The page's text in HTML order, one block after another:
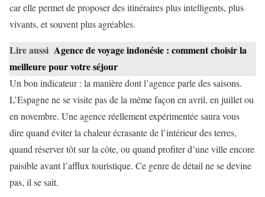
car elle permet de proposer des itinéraires plus intelligents, plus
vivants, et souvent plus agréables.
Lire aussi Agence de voyage indonésie : comment choisir la
meilleure pour votre séjour
Un bon indicateur : la manière dont l’agence parle des saisons.
L’Espagne ne se visite pas de la même façon en avril, en juillet ou
en novembre. Une agence réellement expérimentée saura vous
dire quand éviter la chaleur écrasante de l’intérieur des terres,
quand réserver tôt sur la côte, ou quand profiter d’une ville encore
paisible avant l’afflux touristique. Ce genre de détail ne se devine
pas, il se sait.